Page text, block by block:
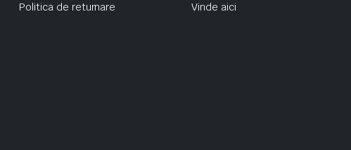
Politica de returnare
Vinde aici